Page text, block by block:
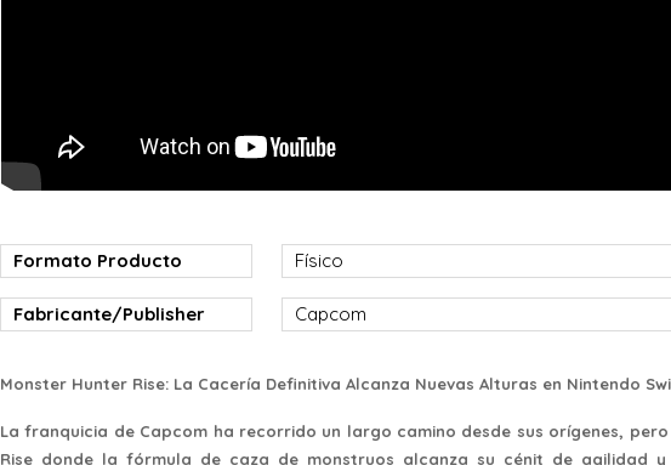
Formato Producto Físico
Fabricante/Publisher Capcom
Monster Hunter Rise: La Cacería Definitiva Alcanza Nuevas Alturas en Nintendo
La franquicia de Capcom ha recorrido un largo camino desde sus orígenes,
Rise donde la fórmula de caza de monstruos alcanza su cénit de agilidad y